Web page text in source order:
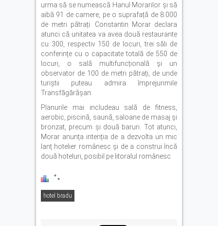
urma să se numească Hanul Morarilor și să
aibă 91 de camere, pe o suprafață de 8.000
de metri pătrați. Constantin Morar declara
atunci că unitatea va avea două restaurante
cu 300, respectiv 150 de locuri, trei săli de
conferințe cu o capacitate totală de 550 de
locuri, o sală multifuncțională și un
observator de 100 de metri pătrați, de unde
turiștii puteau admira împrejurimile
Transfăgărășan.
Planurile mai includeau sală de fitness,
aerobic, piscină, saună, saloane de masaj și
bronzat, precum și două baruri. Tot atunci,
Morar anunța intenția de a dezvolta un mic
lanț hotelier românesc și de a construi încă
două hoteluri, posibil pe litoralul românesc
hotel bradu